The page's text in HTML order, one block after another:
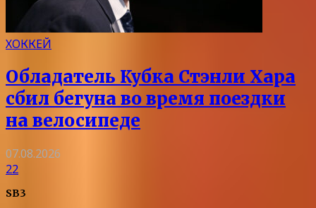
ХОККЕЙ
Обладатель Кубка Стэнли Хара
сбил бегуна во время поездки
на велосипеде
07.08.2026
22
SB3